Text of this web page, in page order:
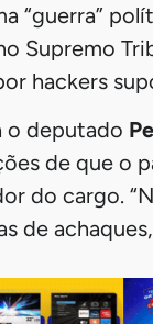
“guerra”
Supremo
hackers
o deputado
de que o
do cargo.
de